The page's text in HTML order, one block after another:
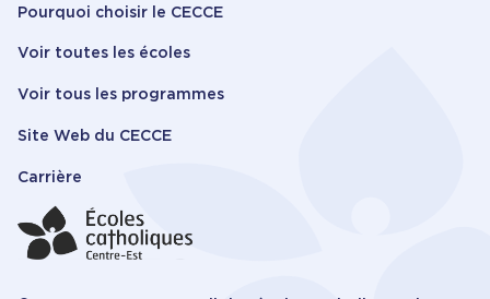
Pourquoi choisir le CECCE
Voir toutes les écoles
Voir tous les programmes
Site Web du CECCE
Carrière